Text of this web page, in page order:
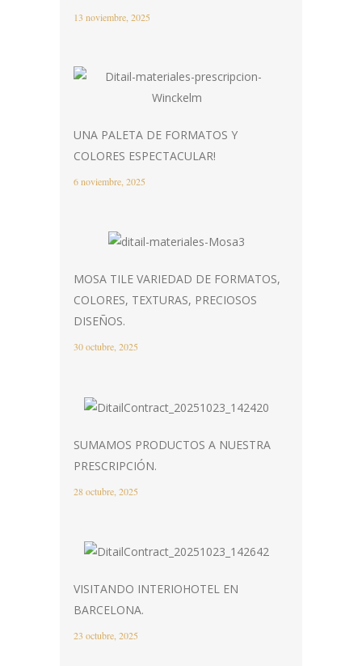
13 noviembre, 2025
UNA PALETA DE FORMATOS Y
COLORES ESPECTACULAR!
6 noviembre, 2025
MOSA TILE VARIEDAD DE FORMATOS,
COLORES, TEXTURAS, PRECIOSOS
DISEÑOS.
30 octubre, 2025
SUMAMOS PRODUCTOS A NUESTRA
PRESCRIPCIÓN.
28 octubre, 2025
VISITANDO INTERIOHOTEL EN
BARCELONA.
23 octubre, 2025